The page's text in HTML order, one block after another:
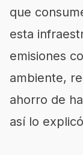
que
esta
emisiones
ambiente,
ahorro de
así lo explicó